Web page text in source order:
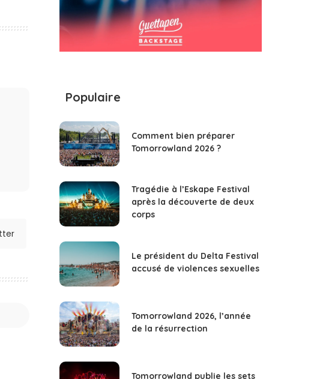
Populaire
Comment bien préparer
Tomorrowland 2026 ?
Tragédie à l’Eskape Festival
après la découverte de deux
corps
Le président du Delta Festival
accusé de violences sexuelles
Tomorrowland 2026, l’année
de la résurrection
Tomorrowland publie les sets